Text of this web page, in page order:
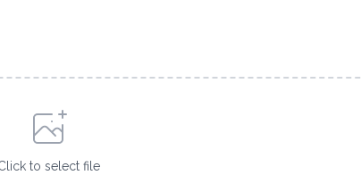
to select file